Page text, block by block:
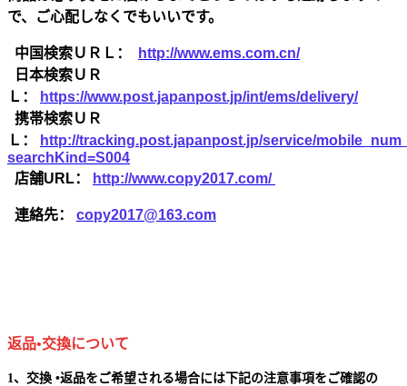
で、ご心配しなくでもいいです。
中国検索ＵＲＬ：
http://www.ems.com.cn/
日本検索ＵＲ
Ｌ：
https://www.post.japanpost.jp/int/ems/delivery/
携帯検索ＵＲ
Ｌ：
http://tracking.post.japanpost.jp/service/
searchKind=S004
店舗URL：
http://www.copy2017.com/
連絡先： copy2017@163.com
返品•交換について
1、交換 •返品をご希望される場合には下記の注意事項をご確認の